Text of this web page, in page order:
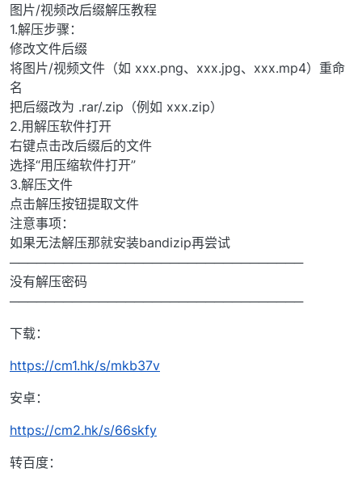
图片/视频改后缀解压教程
1.解压步骤：
修改文件后缀
将图片/视频文件（如 xxx.png、xxx.jpg、xxx.mp4）重命
名
把后缀改为 .rar/.zip（例如 xxx.zip）
2.用解压软件打开
右键点击改后缀后的文件
选择“用压缩软件打开”
3.解压文件
点击解压按钮提取文件
注意事项：
如果无法解压那就安装bandizip再尝试
─────────────────────────────────
没有解压密码
─────────────────────────────────
下载：
https://cm1.hk/s/mkb37v
安卓：
https://cm2.hk/s/66skfy
转百度：